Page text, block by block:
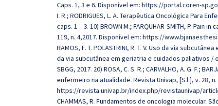
Caps. 1, 3 e 6. Disponível em: https://portal.coren-
I. R.; RODRIGUES, L. A. Terapêutica Oncológica Para
caps. 1 – 3. 10) BROWN M.; FARQUHAR-SMITH, P.
119, n. 4,2017. Disponível em: https://
RAMOS, F. T. POLASTRINI, R. T. V. Uso da via
da via subcutânea em geriatria e cuidados paliativos /
SBGG, 2017. 20) ROSA, C. S. R.; CARVALHO, A. G. F.;
enfermeiro na atualidade. Revista Univap, [S.l.], v. 28,
https://revista.univap.br/index.php/revistaunivap/article/
CHAMMAS, R. Fundamentos de oncologia molecular.